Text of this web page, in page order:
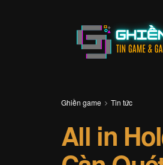
Ghiền game Tin tức
All in